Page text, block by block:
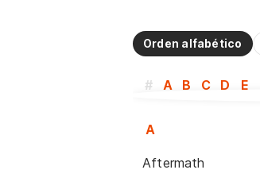
Orden alfabético
# A B C D E
A
Aftermath